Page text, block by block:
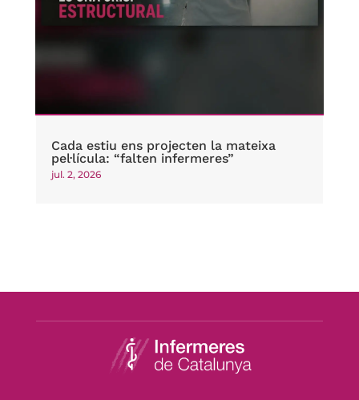
Cada estiu ens projecten la mateixa
pel·lícula: “falten infermeres”
jul. 2, 2026